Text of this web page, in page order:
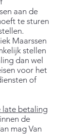
aan de
te sturen
Maarssen
stellen
dan wel
voor het
of
late betaling
de
mag Van